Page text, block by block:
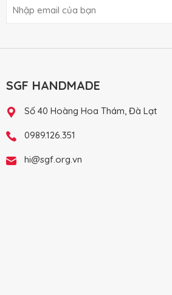
SGF HANDMADE
Số 40 Hoàng Hoa Thám, Đà Lạt
0989.126.351
hi@sgf.org.vn